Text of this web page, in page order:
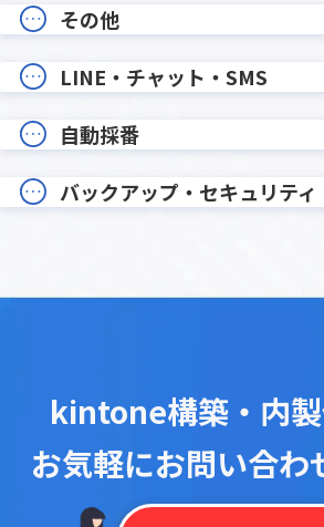
その他
LINE・チャット・SMS
自動採番
バックアップ・セキュリティ
kintone構築・内
お気軽にお問い合わ